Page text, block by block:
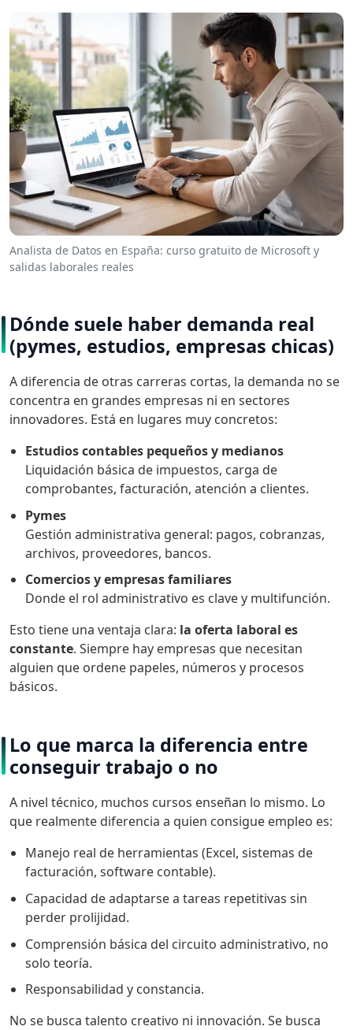
Analista de Datos en España: curso gratuito de Microsoft y
salidas laborales reales
Dónde suele haber demanda real
(pymes, estudios, empresas chicas)
A diferencia de otras carreras cortas, la demanda no se
concentra en grandes empresas ni en sectores
innovadores. Está en lugares muy concretos:
Estudios contables pequeños y medianos
Liquidación básica de impuestos, carga de
comprobantes, facturación, atención a clientes.
Pymes
Gestión administrativa general: pagos, cobranzas,
archivos, proveedores, bancos.
Comercios y empresas familiares
Donde el rol administrativo es clave y multifunción.
Esto tiene una ventaja clara: la oferta laboral es
constante. Siempre hay empresas que necesitan
alguien que ordene papeles, números y procesos
básicos.
Lo que marca la diferencia entre
conseguir trabajo o no
A nivel técnico, muchos cursos enseñan lo mismo. Lo
que realmente diferencia a quien consigue empleo es:
Manejo real de herramientas (Excel, sistemas de
facturación, software contable).
Capacidad de adaptarse a tareas repetitivas sin
perder prolijidad.
Comprensión básica del circuito administrativo, no
solo teoría.
Responsabilidad y constancia.
No se busca talento creativo ni innovación. Se busca